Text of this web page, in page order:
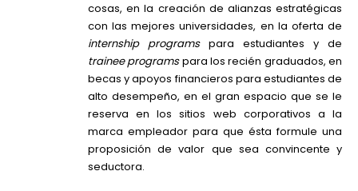
cosas, en la creación de alianzas estratégicas
con las mejores universidades, en la oferta de
internship programs para estudiantes y de
trainee programspara los recién graduados, en
becas y apoyos financieros para estudiantes de
alto desempeño, en el gran espacio que se le
reserva en los sitios web corporativos a la
marca empleador para que ésta formule una
proposición de valor que sea convincente y
seductora.